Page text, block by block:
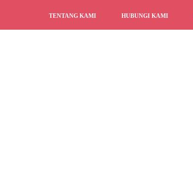
TENTANG KAMI HUBUNGI KAMI